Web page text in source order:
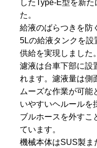
したType-E型を新
た。
給液のばらつきを防
5Lの給液タンクを設
供給を実現しました
濾液は台車下部に設
れます。濾液量は側
ムーズな作業が可能
いやすいヘルールを
ブルホースを外すこ
ています。
機械本体はSUS製ま